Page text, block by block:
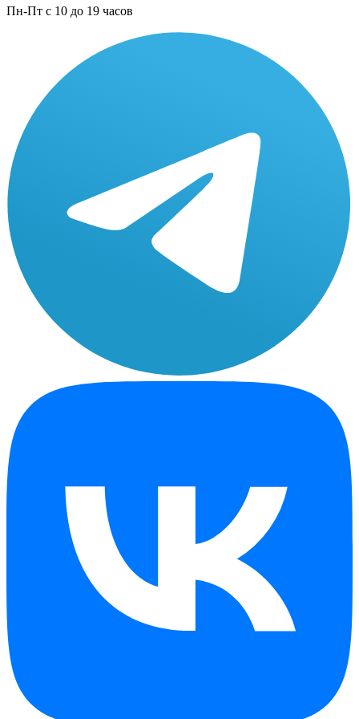
Пн-Пт с 10 до 19 часов